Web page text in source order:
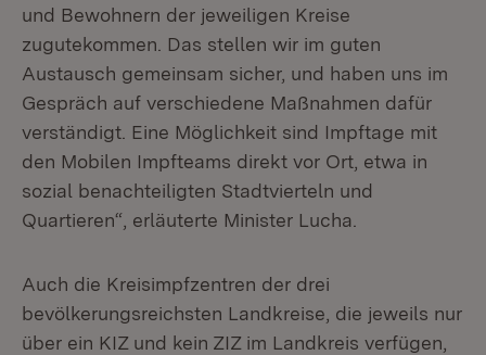
und Bewohnern der jeweiligen Kreise
zugutekommen. Das stellen wir im guten
Austausch gemeinsam sicher, und haben uns im
Gespräch auf verschiedene Maßnahmen dafür
verständigt. Eine Möglichkeit sind Impftage mit
den Mobilen Impfteams direkt vor Ort, etwa in
sozial benachteiligten Stadtvierteln und
Quartieren“, erläuterte Minister Lucha.
Auch die Kreisimpfzentren der drei
bevölkerungsreichsten Landkreise, die jeweils nur
über ein KIZ und kein ZIZ im Landkreis verfügen,